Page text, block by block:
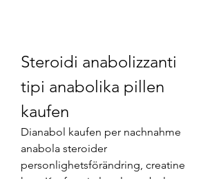
Steroidi anabolizzanti
tipi anabolika pillen
kaufen
Dianabol kaufen per nachnahme
anabola steroider
personlighetsförändring, creatine